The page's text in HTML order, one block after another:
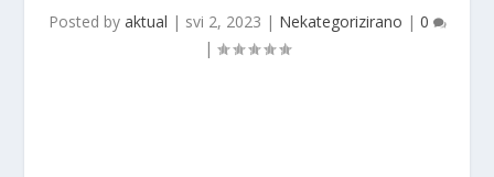
Posted by aktual | svi 2, 2023 | Nekategorizirano | 0
|